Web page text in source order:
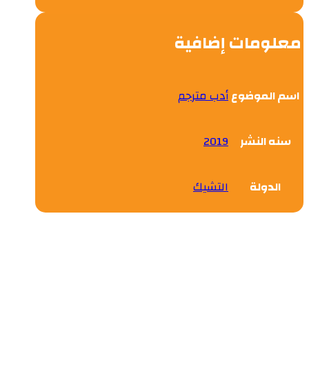
معلومات إضافية
اسم الموضوعأدب مترجم
سنه النشر 2019
الدولة التشيك